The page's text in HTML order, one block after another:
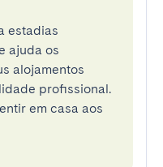
estadias
ajuda os
alojamentos
profissional.
em casa aos